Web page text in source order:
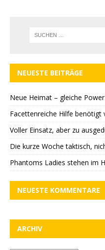
NEUESTE BEITRÄGE
Neue Heimat – gleiche Power
Facettenreiche Hilfe benötigt
Voller Einsatz, aber zu
Die kurze Woche taktisch,
Phantoms Ladies stehen im
NEUESTE KOMMENTARE
ARCHIV